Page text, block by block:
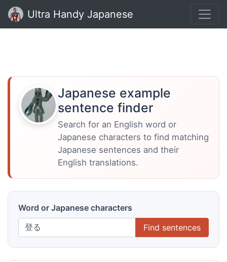
Ultra Handy Japanese
Japanese example
sentence finder
Search for an English word or
Japanese characters to find matching
Japanese sentences and their
English translations.
Word or Japanese characters
Find sentences